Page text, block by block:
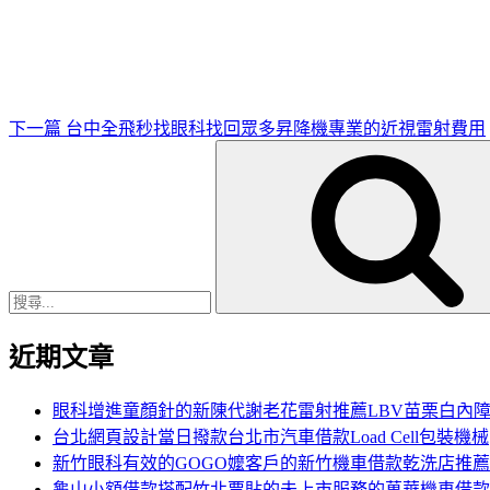
下一篇 台中全飛秒找眼科找回眾多昇降機專業的近視雷射費用
近期文章
眼科增進童顏針的新陳代謝老花雷射推薦LBV苗栗白內障
台北網頁設計當日撥款台北市汽車借款Load Cell包裝機械
新竹眼科有效的GOGO嬤客戶的新竹機車借款乾洗店推薦